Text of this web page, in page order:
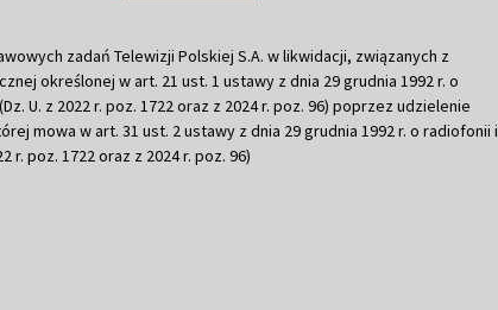
zadań Telewizji Polskiej S.A. w likwidacji, związanych z
określonej w art. 21 ust. 1 ustawy z dnia 29 grudnia 1992 r. o
U. z 2022 r. poz. 1722 oraz z 2024 r. poz. 96) poprzez udzielenie
mowa w art. 31 ust. 2 ustawy z dnia 29 grudnia 1992 r. o radiofonii i
r. poz. 1722 oraz z 2024 r. poz. 96)